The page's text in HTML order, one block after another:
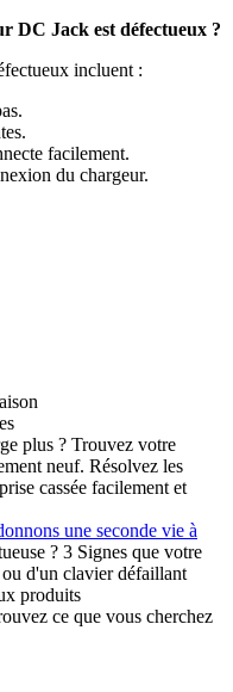
DC Jack est défectueux ?
incluent :
facilement.
du chargeur.
plus ? Trouvez votre
neuf. Résolvez les
cassée facilement et
une seconde vie à
? 3 Signes que votre
d'un clavier défaillant
produits
ce que vous cherchez